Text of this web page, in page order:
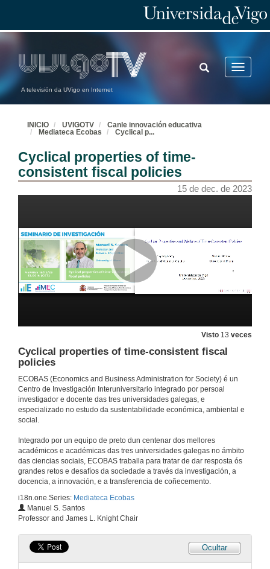
A televisión da UVigo en Internet
Toggle
TOGGLE
SEARCH
INICIO UVIGOTV
Canle innovación educativa
Mediateca Ecobas
Cyclical p...
Cyclical properties of time-
consistent fiscal policies
15 de dec. de 2023
Visto 13 veces
Cyclical properties of time-consistent fiscal
policies
ECOBAS (Economics and Business Administration for Society) é un
Centro de Investigación Interuniversitario integrado por persoal
investigador e docente das tres universidades galegas, e
especializado no estudo da sustentabilidade económica, ambiental e
social.
Integrado por un equipo de preto dun centenar dos mellores
académicos e académicas das tres universidades galegas no ámbito
das ciencias sociais, ECOBAS traballa para tratar de dar resposta ós
grandes retos e desafíos da sociedade a través da investigación, a
docencia, a innovación, e a transferencia de coñecemento.
i18n.one.Series: Mediateca Ecobas
Manuel S. Santos
Professor and James L. Knight Chair
Ocultar
8 de xan. de 2025
A Oficina Nacional de Prospectiva y Estrategia: balance e perspectivas para a sociedade española